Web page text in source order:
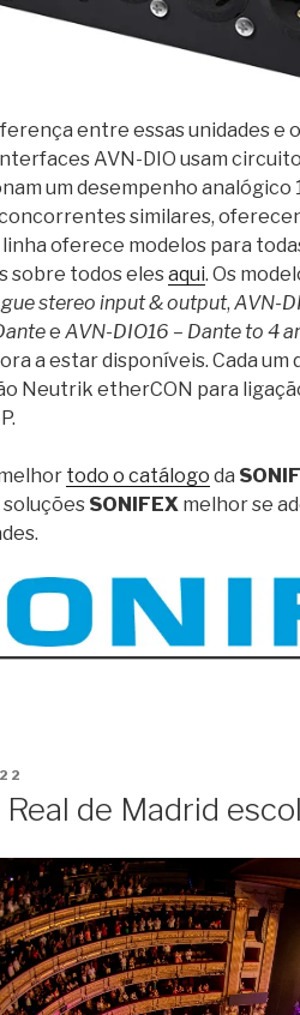
entre essas unidades e
AVN-DIO usam
um desempenho analógico
similares,
linha oferece modelos para
sobre todos elesaqui. Os
stereo input & output, AVN-
e AVN-DIO16 – Dante to 4
a estar disponíveis. Cada um
Neutrik etherCON para
todo o catálogo da
soluções SONIFEX melhor se
de Madrid